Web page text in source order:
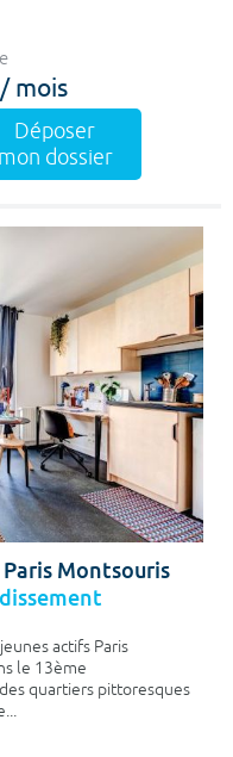
mois
Déposer
mon dossier
Montsouris
actifs Paris
le 13ème
quartiers pittoresques